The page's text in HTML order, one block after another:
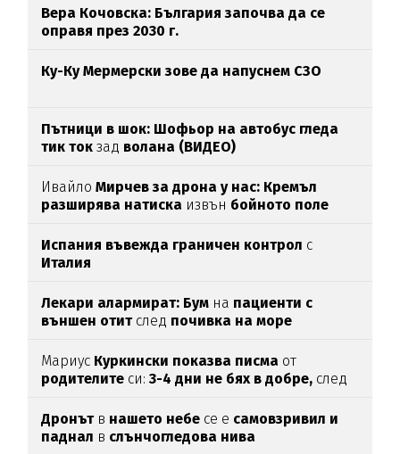
Вера Кочовска: България започва да се
оправя през 2030 г.
Ку-Ку Мермерски зове да напуснем СЗО
Пътници в шок: Шофьор на автобус гледа
тик ток зад волана (ВИДЕО)
ИвайлоМирчев за дрона у нас: Кремъл
разширява натиска извън бойното поле
Испания въвежда граничен контрол с
Италия
Лекари алармират: Бум на пациенти с
външен отитслед почивка на море
Мариус Куркински показва писма от
родителите си:3-4 дни не бях в добре, след
Дронътв нашето небе се е самовзривил и
паднал в слънчогледова нива